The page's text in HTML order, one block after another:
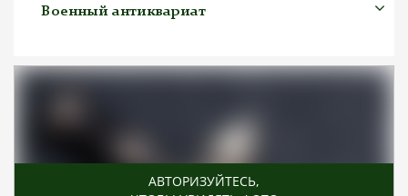
Военный антиквариат
АВТОРИЗУЙТЕСЬ,